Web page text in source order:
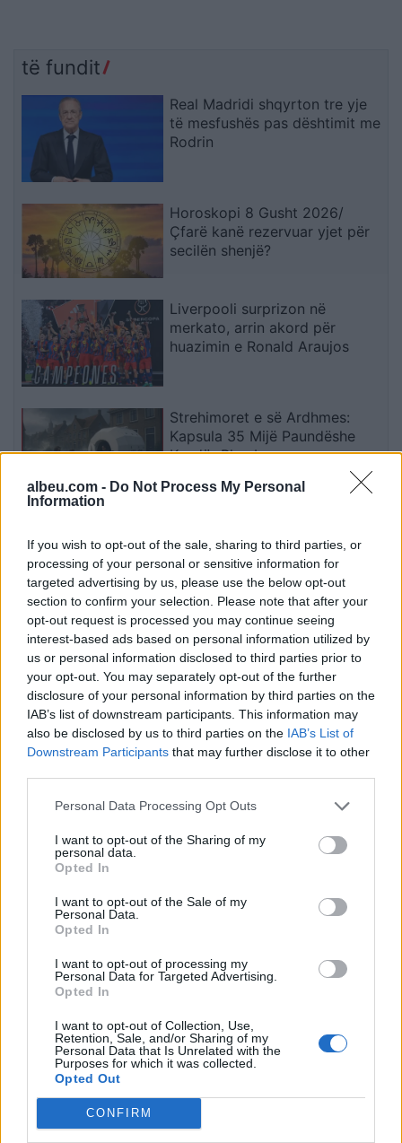
albeu.com - Do Not Process My Personal
Information
If you wish to opt-out of the sale, sharing to third parties, or
processing of your personal or sensitive information for
targeted advertising by us, please use the below opt-out
section to confirm your selection. Please note that after your
opt-out request is processed you may continue seeing
interest-based ads based on personal information utilized by
us or personal information disclosed to third parties prior to
your opt-out. You may separately opt-out of the further
disclosure of your personal information by third parties on the
IAB’s list of downstream participants. This information may
also be disclosed by us to third parties on the IAB’s List of
Downstream Participants that may further disclose it to other
Personal Data Processing Opt Outs
I want to opt-out of the Sharing of my
personal data.
Opted In
I want to opt-out of the Sale of my
Personal Data.
Opted In
I want to opt-out of processing my
Personal Data for Targeted Advertising.
Opted In
I want to opt-out of Collection, Use,
Retention, Sale, and/or Sharing of my
Personal Data that Is Unrelated with the
Purposes for which it was collected.
Opted Out
CONFIRM
të fundit
Real Madridi shqyrton tre yje
të mesfushës pas dështimit me
Rodrin
Horoskopi 8 Gusht 2026/
Çfarë kanë rezervuar yjet për
secilën shenjë?
Liverpooli surprizon në
merkato, arrin akord për
huazimin e Ronald Araujos
Strehimoret e së Ardhmes:
Kapsula 35 Mijë Paundëshe
Kundër Plumbave,
Shpërthimeve dhe Fatkeqësive
Natyrore
për përvetësim të paligjshëm
të sekreteve industriale
Ndeshja Argjentinë–Egjipt
vendos rekord historik në
Google, kërkimet arrijnë nivele
të papara
Kina zbulon robotë humanoidë
tepër realistë, të projektuar për
shoqëri afatgjatë